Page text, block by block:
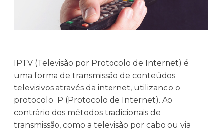
IPTV (Televisão por Protocolo de Internet) é
uma forma de transmissão de conteúdos
televisivos através da internet, utilizando o
protocolo IP (Protocolo de Internet). Ao
contrário dos métodos tradicionais de
transmissão, como a televisão por cabo ou via